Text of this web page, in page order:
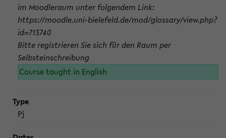
im Moodleraum unter folgendem Link:
https://moodle.uni-bielefeld.de/mod/glossary/view.php?
id=713740
Bitte registrieren Sie sich für den Raum per
Selbsteinschreibung
Course taught in English
Pj